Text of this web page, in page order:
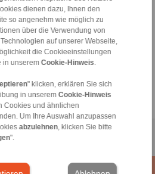
dienen dazu, Ihnen den
so angenehm wie möglich zu
über die Verwendung von
auf unserer Webseite,
die Cookieeinstellungen
in unserem Cookie-Hinweis
" klicken, erklären Sie sich
in unserem Cookie-Hinweis
Cookies und ähnlichen
Um Ihre Auswahl anzupassen
abzulehnen, klicken Sie bitte
".
Impressum